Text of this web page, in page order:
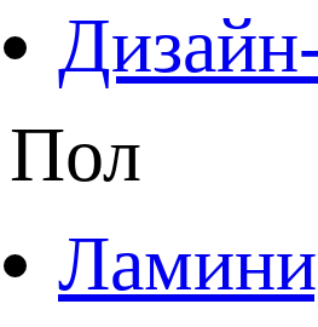
Пол